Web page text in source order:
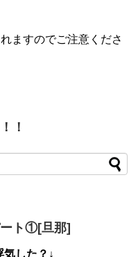
ますのでご注意くださ
！
ト①[旦那]
した？↓